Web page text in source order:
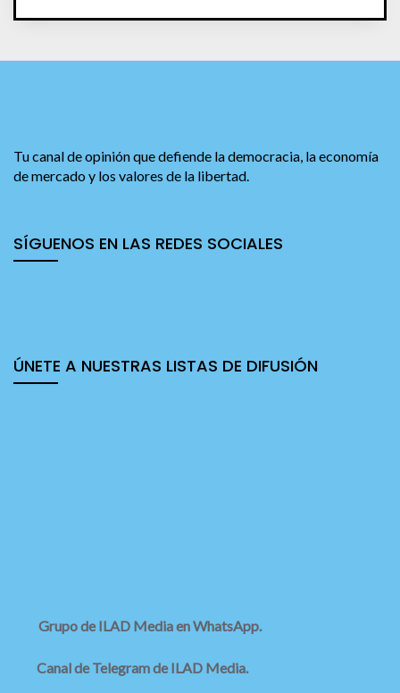
Tu canal de opinión que defiende la democracia, la economía
de mercado y los valores de la libertad.
SÍGUENOS EN LAS REDES SOCIALES
ÚNETE A NUESTRAS LISTAS DE DIFUSIÓN
Grupo de ILAD Media en WhatsApp.
Canal de Telegram de ILAD Media.